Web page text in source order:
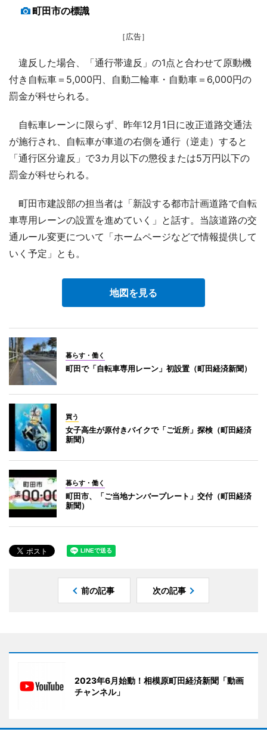
町田市の標識
［広告］
違反した場合、「通行帯違反」の1点と合わせて原動機
付き自転車＝5,000円、自動二輪車・自動車＝6,000円の
罰金が科せられる。
自転車レーンに限らず、昨年12月1日に改正道路交通法
が施行され、自転車が車道の右側を通行（逆走）すると
「通行区分違反」で3カ月以下の懲役または5万円以下の
罰金が科せられる。
町田市建設部の担当者は「新設する都市計画道路で自転
車専用レーンの設置を進めていく」と話す。当該道路の交
通ルール変更について「ホームページなどで情報提供して
いく予定」とも。
地図を見る
暮らす・働く
町田で「自転車専用レーン」初設置（町田経済新聞）
買う
女子高生が原付きバイクで「ご近所」探検（町田経済
新聞）
暮らす・働く
町田市、「ご当地ナンバープレート」交付（町田経済
新聞）
前の記事 次の記事
2023年6月始動！相模原町田経済新聞「動画
チャンネル」